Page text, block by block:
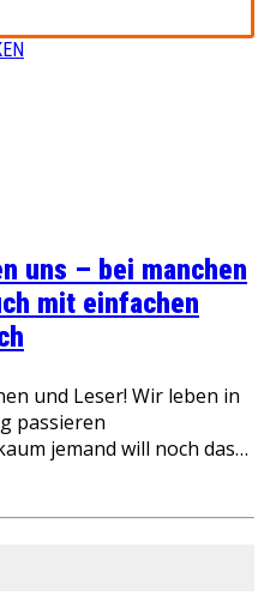
uns – bei manchen
mit einfachen
und Leser! Wir leben in
passieren
jemand will noch das…